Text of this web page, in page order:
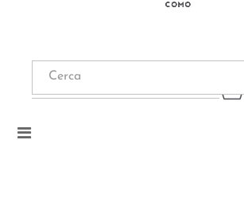
Navigazione